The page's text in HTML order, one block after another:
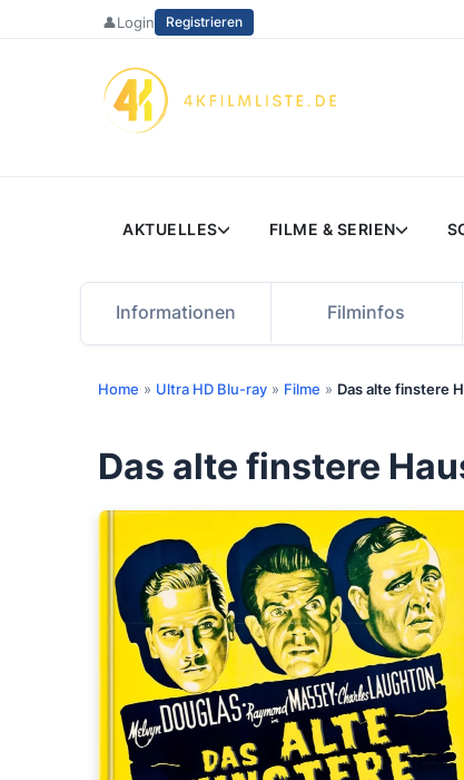
👤Login Registrieren
AKTUELLES FILME & SERIEN
Informationen Filminfos
Home » Ultra HD Blu-ray » Filme » Das alte finstere
Das alte finstere